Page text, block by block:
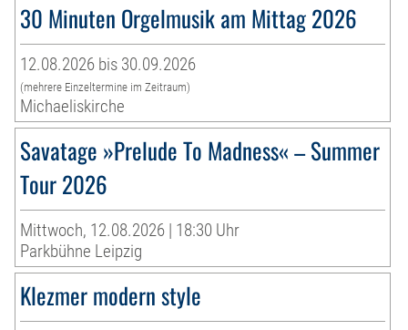
30 Minuten Orgelmusik am Mittag 2026
12.08.2026 bis 30.09.2026
(mehrere Einzeltermine im Zeitraum)
Michaeliskirche
Savatage »Prelude To Madness« – Summer
Tour 2026
Mittwoch, 12.08.2026 | 18:30 Uhr
Parkbühne Leipzig
Klezmer modern style